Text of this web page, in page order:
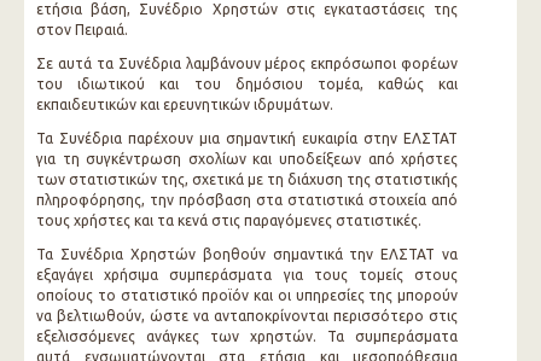
ετήσια βάση, Συνέδριο Χρηστών στις εγκαταστάσεις της
στον Πειραιά.
Σε αυτά τα Συνέδρια λαμβάνουν μέρος εκπρόσωποι φορέων
του ιδιωτικού και του δημόσιου τομέα, καθώς και
εκπαιδευτικών και ερευνητικών ιδρυμάτων.
Τα Συνέδρια παρέχουν μια σημαντική ευκαιρία στην ΕΛΣΤΑΤ
για τη συγκέντρωση σχολίων και υποδείξεων από χρήστες
των στατιστικών της, σχετικά με τη διάχυση της στατιστικής
πληροφόρησης, την πρόσβαση στα στατιστικά στοιχεία από
τους χρήστες και τα κενά στις παραγόμενες στατιστικές.
Τα Συνέδρια Χρηστών βοηθούν σημαντικά την ΕΛΣΤΑΤ να
εξαγάγει χρήσιμα συμπεράσματα για τους τομείς στους
οποίους το στατιστικό προϊόν και οι υπηρεσίες της μπορούν
να βελτιωθούν, ώστε να ανταποκρίνονται περισσότερο στις
εξελισσόμενες ανάγκες των χρηστών. Τα συμπεράσματα
αυτά ενσωματώνονται στα ετήσια και μεσοπρόθεσμα